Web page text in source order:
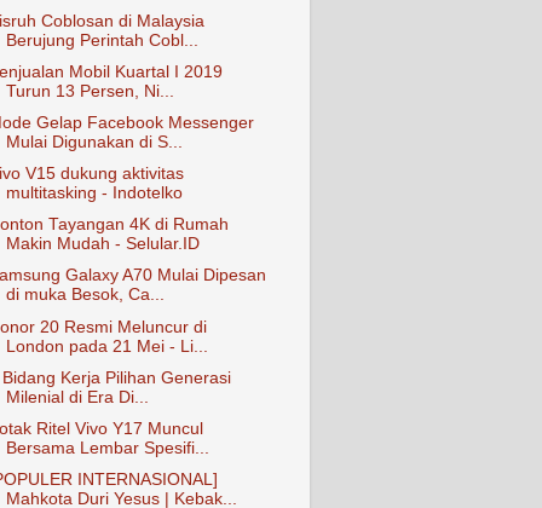
Coblosan di Malaysia
Berujung Perintah Cobl...
Mobil Kuartal I 2019
Turun 13 Persen, Ni...
Gelap Facebook Messenger
Mulai Digunakan di S...
V15 dukung aktivitas
multitasking - Indotelko
Tayangan 4K di Rumah
Makin Mudah - Selular.ID
Galaxy A70 Mulai Dipesan
di muka Besok, Ca...
20 Resmi Meluncur di
London pada 21 Mei - Li...
Kerja Pilihan Generasi
Milenial di Era Di...
Ritel Vivo Y17 Muncul
Bersama Lembar Spesifi...
INTERNASIONAL]
Mahkota Duri Yesus | Kebak...